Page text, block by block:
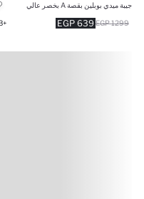
جيبة ميدي بوبلين بقصة A بخصر عالي
639 EGP 1299 EGP
+3